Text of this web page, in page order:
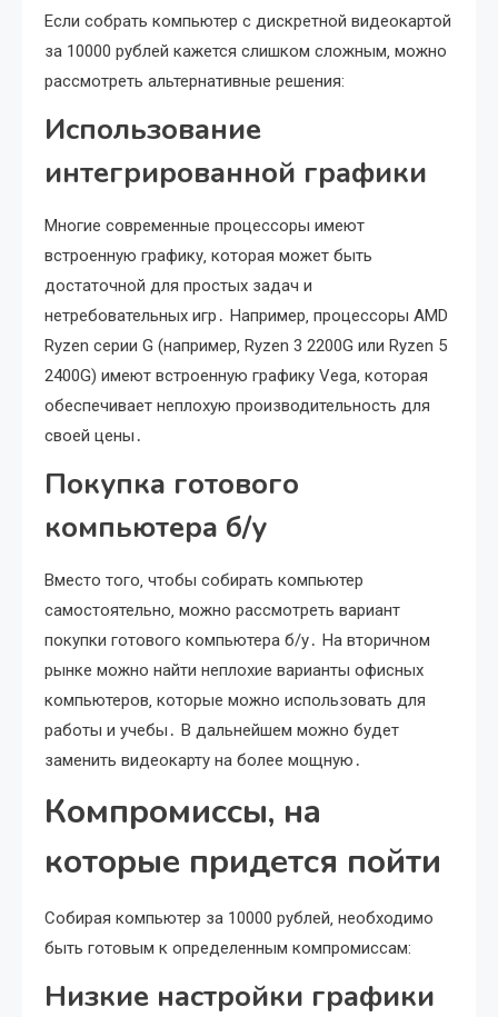
Если собрать компьютер с дискретной видеокартой
за 10000 рублей кажется слишком сложным‚ можно
рассмотреть альтернативные решения:
Использование
интегрированной графики
Многие современные процессоры имеют
встроенную графику‚ которая может быть
достаточной для простых задач и
нетребовательных игр․ Например‚ процессоры AMD
Ryzen серии G (например‚ Ryzen 3 2200G или Ryzen 5
2400G) имеют встроенную графику Vega‚ которая
обеспечивает неплохую производительность для
своей цены․
Покупка готового
компьютера б/у
Вместо того‚ чтобы собирать компьютер
самостоятельно‚ можно рассмотреть вариант
покупки готового компьютера б/у․ На вторичном
рынке можно найти неплохие варианты офисных
компьютеров‚ которые можно использовать для
работы и учебы․ В дальнейшем можно будет
заменить видеокарту на более мощную․
Компромиссы‚ на
которые придется пойти
Собирая компьютер за 10000 рублей‚ необходимо
быть готовым к определенным компромиссам:
Низкие настройки графики